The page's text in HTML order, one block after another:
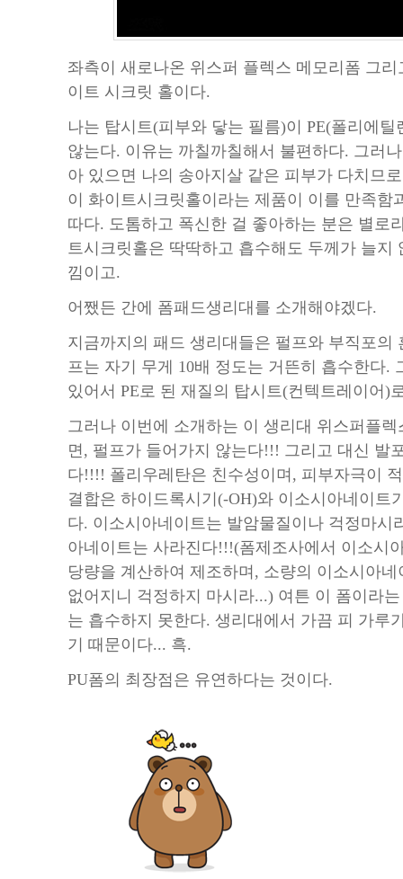
좌측이 새로나온 위스퍼 플렉스 메모리폼 그
이트 시크릿 홀이다.
나는 탑시트(피부와 닿는 필름)이 PE(폴리에
않는다. 이유는 까칠까칠해서 불편하다. 그러
아 있으면 나의 송아지살 같은 피부가 다치므
이 화이트시크릿홀이라는 제품이 이를 만족함
따다. 도톰하고 폭신한 걸 좋아하는 분은 별로
트시크릿홀은 딱딱하고 흡수해도 두께가 늘지
낌이고.
어쨌든 간에 폼패드생리대를 소개해야겠다.
지금까지의 패드 생리대들은 펄프와 부직포의
프는 자기 무게 10배 정도는 거뜬히 흡수한다.
있어서 PE로 된 재질의 탑시트(컨텍트레이어)
그러나 이번에 소개하는 이 생리대 위스퍼플
면, 펄프가 들어가지 않는다!!! 그리고 대신 발
다!!!! 폴리우레탄은 친수성이며, 피부자극이
결합은 하이드록시기(-OH)와 이소시아네이트
다. 이소시아네이트는 발암물질이나 걱정마시
아네이트는 사라진다!!!(폼제조사에서 이소시
당량을 계산하여 제조하며, 소량의 이소시아
없어지니 걱정하지 마시라...) 여튼 이 폼이라
는 흡수하지 못한다. 생리대에서 가끔 피 가루
기 때문이다... 흑.
PU폼의 최장점은 유연하다는 것이다.